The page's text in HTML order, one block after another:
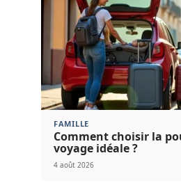
FAMILLE
Comment choisir la
voyage idéale ?
4 août 2026